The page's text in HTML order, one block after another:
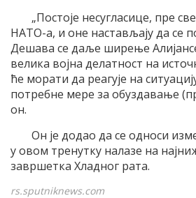
„Постоје несугласице, пре
НАТО-а, и оне настављају да се
Дешава се даље ширење
велика војна делатност на
ће морати да реагује на
потребне мере за обуздавање
он.
Он је додао да се односи
у овом тренутку налазе на
завршетка Хладног рата.
rs.sputniknews.com